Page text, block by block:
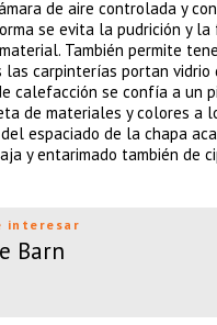
de aire controlada y
se evita la pudrición y
También permite
carpinterías portan
calefacción se confía a un
de materiales y colores a
espaciado de la chapa
y entarimado también de
interesar
Barn